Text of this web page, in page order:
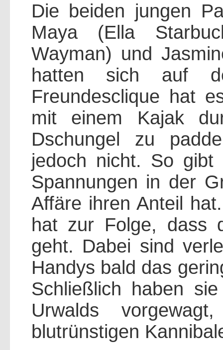
Die beiden jungen
Maya (Ella
Wayman) und
hatten sich auf
Freundesclique hat
mit einem Kajak
Dschungel zu
jedoch nicht. So
Spannungen in der
Affäre ihren Anteil
hat zur Folge, dass
geht. Dabei sind
Handys bald das
Schließlich haben
Urwalds
blutrünstigen